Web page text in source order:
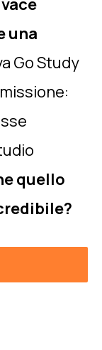
una
Go Study
quello